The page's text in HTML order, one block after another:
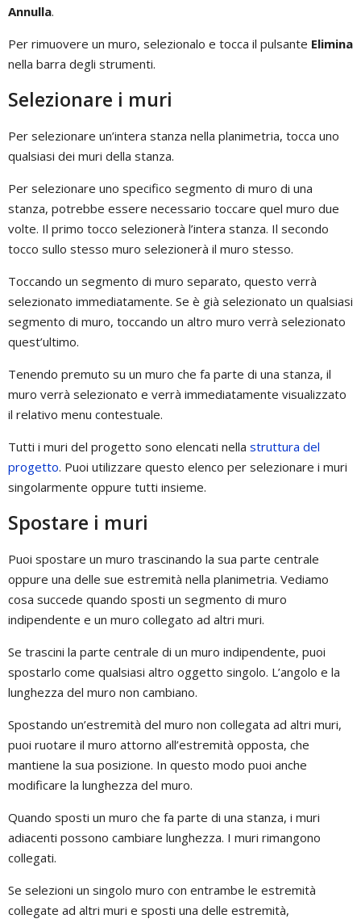
Annulla.
Per rimuovere un muro, selezionalo e tocca il pulsante Elimina
nella barra degli strumenti.
Selezionare i muri
Per selezionare un’intera stanza nella planimetria, tocca uno
qualsiasi dei muri della stanza.
Per selezionare uno specifico segmento di muro di una
stanza, potrebbe essere necessario toccare quel muro due
volte. Il primo tocco selezionerà l’intera stanza. Il secondo
tocco sullo stesso muro selezionerà il muro stesso.
Toccando un segmento di muro separato, questo verrà
selezionato immediatamente. Se è già selezionato un qualsiasi
segmento di muro, toccando un altro muro verrà selezionato
quest’ultimo.
Tenendo premuto su un muro che fa parte di una stanza, il
muro verrà selezionato e verrà immediatamente visualizzato
il relativo menu contestuale.
Tutti i muri del progetto sono elencati nella struttura del
progetto. Puoi utilizzare questo elenco per selezionare i muri
singolarmente oppure tutti insieme.
Spostare i muri
Puoi spostare un muro trascinando la sua parte centrale
oppure una delle sue estremità nella planimetria. Vediamo
cosa succede quando sposti un segmento di muro
indipendente e un muro collegato ad altri muri.
Se trascini la parte centrale di un muro indipendente, puoi
spostarlo come qualsiasi altro oggetto singolo. L’angolo e la
lunghezza del muro non cambiano.
Spostando un’estremità del muro non collegata ad altri muri,
puoi ruotare il muro attorno all’estremità opposta, che
mantiene la sua posizione. In questo modo puoi anche
modificare la lunghezza del muro.
Quando sposti un muro che fa parte di una stanza, i muri
adiacenti possono cambiare lunghezza. I muri rimangono
collegati.
Se selezioni un singolo muro con entrambe le estremità
collegate ad altri muri e sposti una delle estremità,